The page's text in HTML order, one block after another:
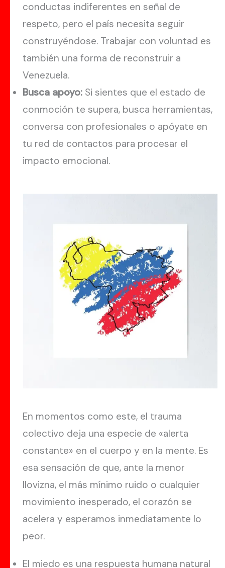
conductas indiferentes en señal de
respeto, pero el país necesita seguir
construyéndose. Trabajar con voluntad es
también una forma de reconstruir a
Venezuela.
Busca apoyo: Si sientes que el estado de
conmoción te supera, busca herramientas,
conversa con profesionales o apóyate en
tu red de contactos para procesar el
impacto emocional.
En momentos como este, el trauma
colectivo deja una especie de «alerta
constante» en el cuerpo y en la mente. Es
esa sensación de que, ante la menor
llovizna, el más mínimo ruido o cualquier
movimiento inesperado, el corazón se
acelera y esperamos inmediatamente lo
peor.
El miedo es una respuesta humana natural